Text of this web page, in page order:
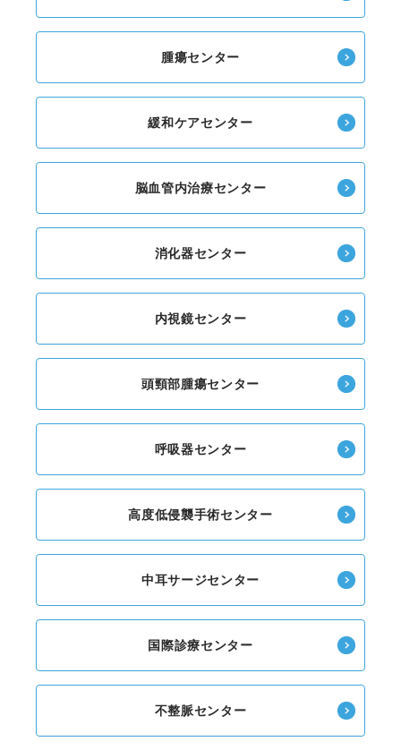
腫瘍センター
緩和ケアセンター
脳血管内治療センター
消化器センター
内視鏡センター
頭頸部腫瘍センター
呼吸器センター
高度低侵襲手術センター
中耳サージセンター
国際診療センター
不整脈センター